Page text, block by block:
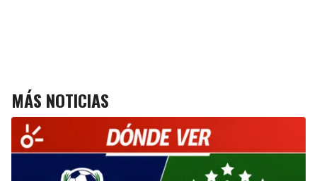
MÁS NOTICIAS